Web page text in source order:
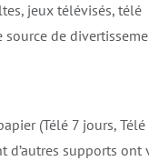
jeux télévisés, télé
de
(Télé 7 jours, Télé
d’autres supports ont